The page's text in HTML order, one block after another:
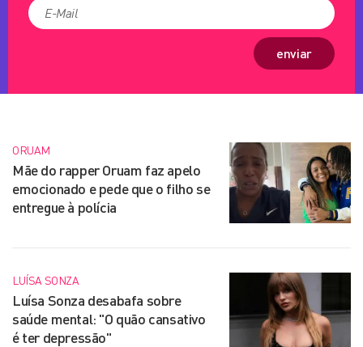
enviar
ORUAM
Mãe do rapper Oruam faz apelo
emocionado e pede que o filho se
entregue à polícia
LUÍSA SONZA
Luísa Sonza desabafa sobre
saúde mental: "O quão cansativo
é ter depressão"